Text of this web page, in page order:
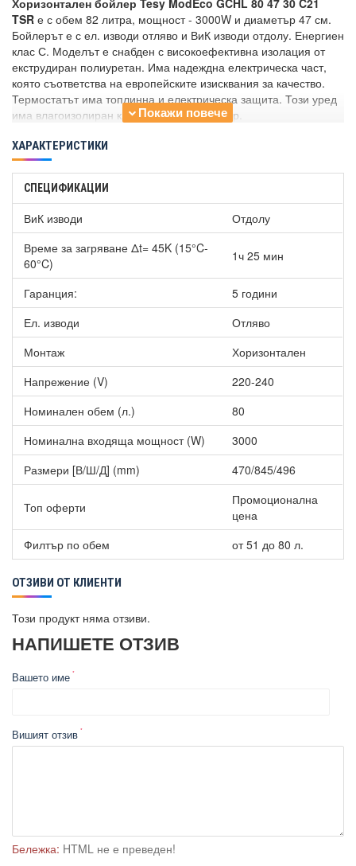
Хоризонтален бойлер Tesy ModEco GCHL 80 47 30 C21
TSR е с обем 82 литра, мощност - 3000W и диаметър 47 см.
Бойлерът е с ел. изводи отляво и ВиК изводи отдолу. Енергиен
клас С. Моделът е снабден с високоефективна изолация от
екструдиран полиуретан. Има надеждна електрическа част,
която съответства на европейските изисквания за качество.
Термостатът има топлинна и електрическа защита. Този уред
има влагоизолиран ключ и терморегулатор.
ХАРАКТЕРИСТИКИ
СПЕЦИФИКАЦИИ
ВиК изводи
Отдолу
Време за загряване Δt= 45K (15°C-
60°C)
1ч 25 мин
Гаранция:
5 години
Ел. изводи
Отляво
Монтаж
Хоризонтален
Напрежение (V)
220-240
Номинален обем (л.)
80
Номинална входяща мощност (W)
3000
Размери [В/Ш/Д] (mm)
470/845/496
Топ оферти
Промоционална
цена
Филтър по обем
от 51 до 80 л.
ОТЗИВИ ОТ КЛИЕНТИ
Този продукт няма отзиви.
НАПИШЕТЕ ОТЗИВ
Вашето име
Вишият отзив
Бележка: HTML не е преведен!